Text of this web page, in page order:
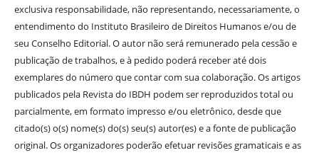
exclusiva responsabilidade, não representando, necessariamente, o
entendimento do Instituto Brasileiro de Direitos Humanos e/ou de
seu Conselho Editorial. O autor não será remunerado pela cessão e
publicação de trabalhos, e à pedido poderá receber até dois
exemplares do número que contar com sua colaboração. Os artigos
publicados pela Revista do IBDH podem ser reproduzidos total ou
parcialmente, em formato impresso e/ou eletrônico, desde que
citado(s) o(s) nome(s) do(s) seu(s) autor(es) e a fonte de publicação
original. Os organizadores poderão efetuar revisões gramaticais e as